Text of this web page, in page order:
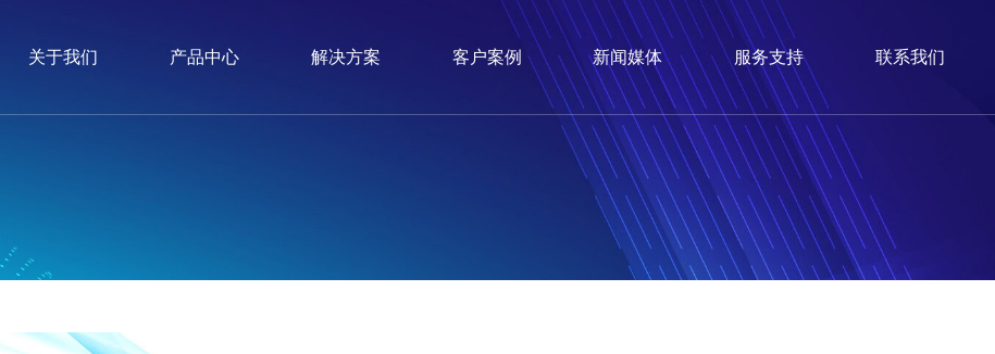
关于我们 产品中心 解决方案 客户案例 新闻媒体 服务支持 联系我们